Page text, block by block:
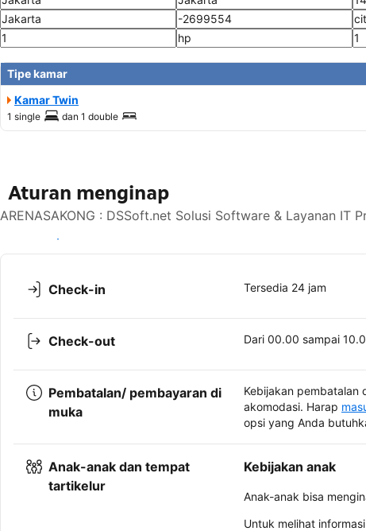
Tipe kamar
Kamar Twin
1 single dan 1 double
Aturan menginap
ARENASAKONG : DSSoft.net Solusi Software & Layanan
Lihat ketersediaan
Check-in Tersedia 24 jam
Check-out Dari 00.00 sampai
Pembatalan/ pembayaran di
muka
Kebijakan pembatalan
akomodasi. Harap
opsi yang Anda
Anak-anak dan tempat
tartikelur
Kebijakan anak
Anak-anak bisa
Untuk melihat